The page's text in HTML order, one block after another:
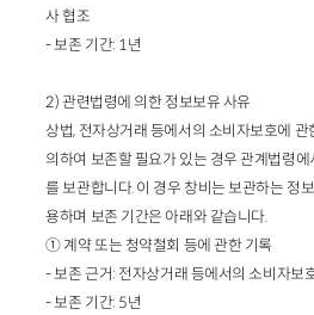
사 협조
- 보존 기간: 1년
2) 관련법령에 의한 정보보유 사유
상법, 전자상거래 등에서의 소비자보호에 관
의하여 보존할 필요가 있는 경우 관계법령
를 보관합니다. 이 경우 창비는 보관하는 정
용하며 보존 기간은 아래와 같습니다.
① 계약 또는 청약철회 등에 관한 기록
- 보존 근거: 전자상거래 등에서의 소비자보
- 보존 기간: 5년